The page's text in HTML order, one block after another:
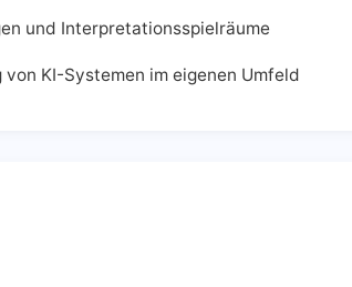
und Interpretationsspielräume
KI-Systemen im eigenen Umfeld